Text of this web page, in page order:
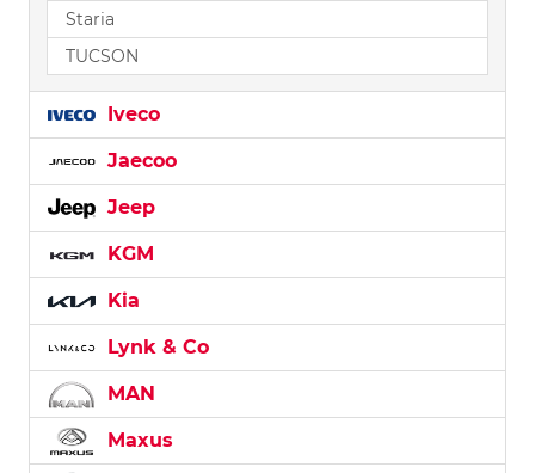
Staria
TUCSON
Iveco
Jaecoo
Jeep
KGM
Kia
Lynk & Co
MAN
Maxus